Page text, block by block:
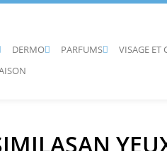

DERMO 
PARFUMS VISAGE ET